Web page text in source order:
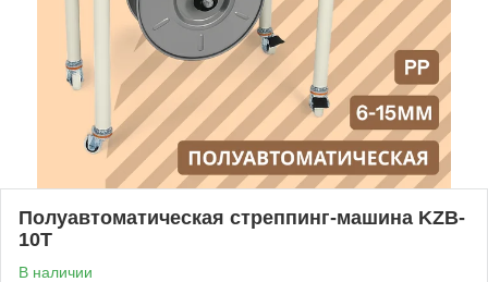
Полуавтоматическая стреппинг-машина KZB-
10T
В наличии